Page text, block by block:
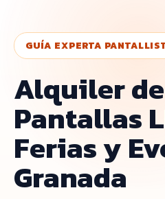
GUÍA EXPERTA
Alquiler de
Pantallas
Ferias y
Granada